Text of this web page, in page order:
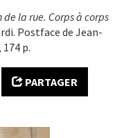
de la rue. Corps à corps
Postface de Jean-
p.
PARTAGER